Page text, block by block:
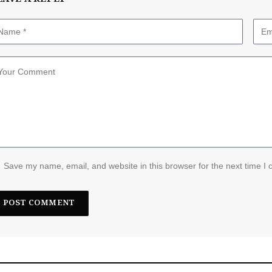
Save my name, email, and website in this browser for the next time I